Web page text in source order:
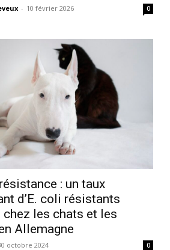
- 10 février 2026 0
: un taux
d’E. coli résistants
chez les chats et les
Allemagne
octobre 2024 0